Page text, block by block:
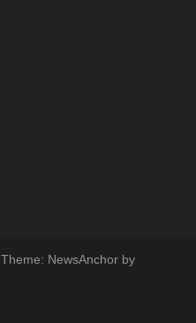
Theme: NewsAnchor by